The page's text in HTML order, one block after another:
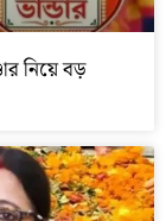
নিয়ে বড়